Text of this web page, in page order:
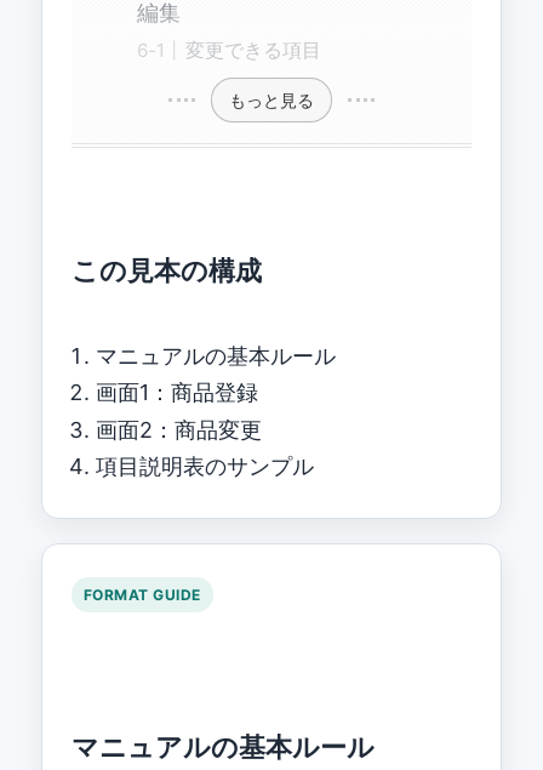
編集
変更できる項目
もっと見る
この見本の構成
マニュアルの基本ルール
画面1：商品登録
画面2：商品変更
項目説明表のサンプル
FORMAT GUIDE
マニュアルの基本ルール